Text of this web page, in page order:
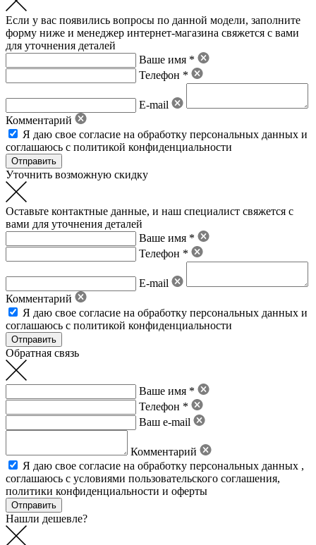
Если у вас появились вопросы по данной модели, заполните
форму ниже и менеджер интернет-магазина свяжется с вами
для уточнения деталей
Ваше имя *
Телефон *
E-mail
Комментарий
Я даю свое согласие на обработку персональных данных и
соглашаюсь с политикой конфиденциальности
Уточнить возможную скидку
Оставьте контактные данные, и наш специалист свяжется с
вами для уточнения деталей
Ваше имя *
Телефон *
E-mail
Комментарий
Я даю свое согласие на обработку персональных данных и
соглашаюсь с политикой конфиденциальности
Обратная связь
Ваше имя *
Телефон *
Ваш e-mail
Комментарий
Я даю свое согласие на обработку персональных данных ,
соглашаюсь с условиями пользовательского соглашения,
политики конфиденциальности и оферты
Нашли дешевле?